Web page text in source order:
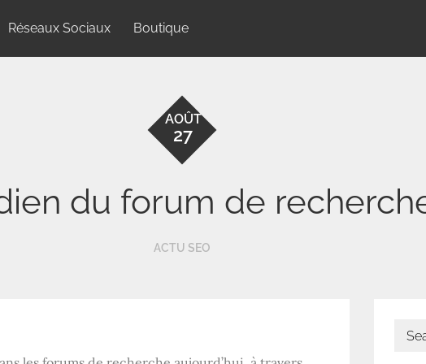
Réseaux Sociaux Boutique
AOÛT
27
du forum de
ACTU SEO